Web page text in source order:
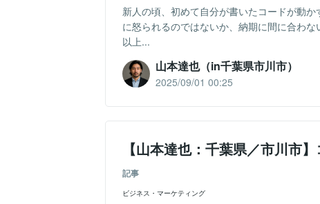
新人の頃、初めて自分が書いたコードが動
に怒られるのではないか、納期に間に合わ
以上...
山本達也（in千葉県市川市）
2025/09/01 00:25
【山本達也：千葉県／市川市
記事
ビジネス・マーケティング